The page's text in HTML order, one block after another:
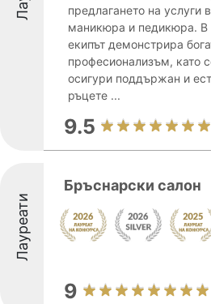
предлагането на услуги
маникюра и педикюра. В
екипът демонстрира
професионализъм, като
осигури поддържан и
ръцете ...
9.5
Лауреати
Бръснарски салон
9